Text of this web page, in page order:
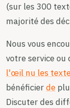
(sur les 300
majorité des
Nous vous
votre service
l'œil nu les
bénéficierde
Discuter des